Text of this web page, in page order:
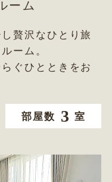
ーム
贅沢なひとり旅
ーム。
ぐひとときをお
部屋数 3 室